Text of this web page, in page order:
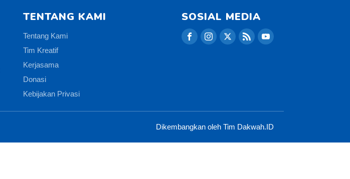
TENTANG KAMI
Tentang Kami
Tim Kreatif
Kerjasama
Donasi
Kebijakan Privasi
SOSIAL MEDIA
Dikembangkan oleh Tim Dakwah.ID